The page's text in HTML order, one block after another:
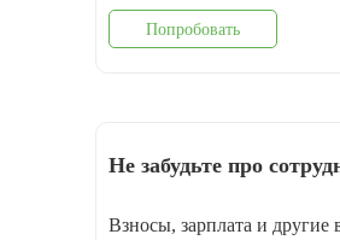
Попробовать
Не забудьте про
Взносы, зарплата и другие